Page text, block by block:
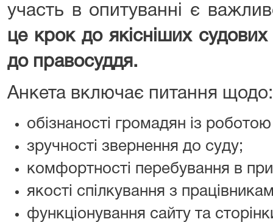
участь в опитуванні є
це крок до якісніших судових
до правосуддя.
Анкета включає питання щодо:
обізнаності громадян із
зручності звернення до суду;
комфортності перебування в
якості спілкування з
функціонування сайту та